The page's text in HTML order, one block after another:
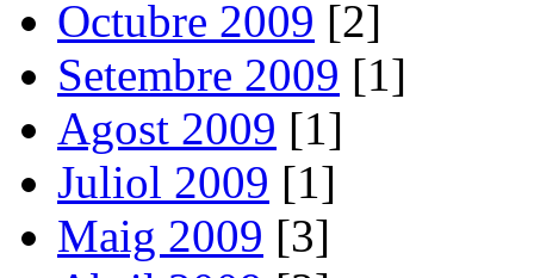
Octubre 2009 [2]
Setembre 2009 [1]
Agost 2009 [1]
Juliol 2009 [1]
Maig 2009 [3]